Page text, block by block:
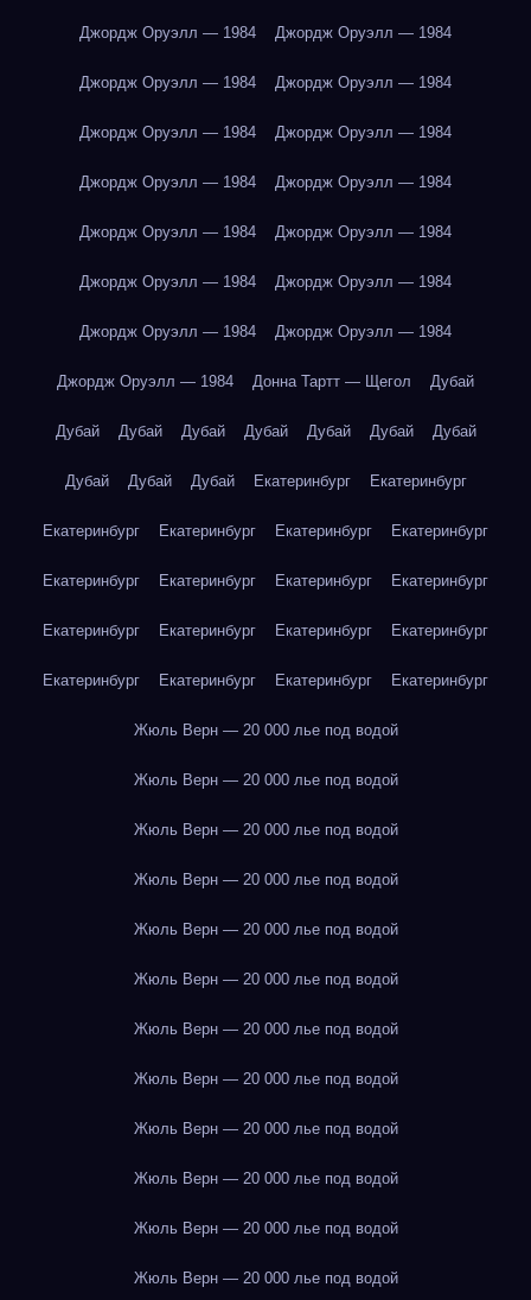
Джордж Оруэлл — 1984 Джордж Оруэлл — 1984
Джордж Оруэлл — 1984 Джордж Оруэлл — 1984
Джордж Оруэлл — 1984 Джордж Оруэлл — 1984
Джордж Оруэлл — 1984 Джордж Оруэлл — 1984
Джордж Оруэлл — 1984 Джордж Оруэлл — 1984
Джордж Оруэлл — 1984 Джордж Оруэлл — 1984
Джордж Оруэлл — 1984 Джордж Оруэлл — 1984
Джордж Оруэлл — 1984 Донна Тартт — Щегол Дубай
Дубай Дубай Дубай Дубай Дубай Дубай Дубай
Дубай Дубай Дубай Екатеринбург Екатеринбург
Екатеринбург Екатеринбург Екатеринбург Екатеринбург
Екатеринбург Екатеринбург Екатеринбург Екатеринбург
Екатеринбург Екатеринбург Екатеринбург Екатеринбург
Екатеринбург Екатеринбург Екатеринбург Екатеринбург
Жюль Верн — 20 000 лье под водой
Жюль Верн — 20 000 лье под водой
Жюль Верн — 20 000 лье под водой
Жюль Верн — 20 000 лье под водой
Жюль Верн — 20 000 лье под водой
Жюль Верн — 20 000 лье под водой
Жюль Верн — 20 000 лье под водой
Жюль Верн — 20 000 лье под водой
Жюль Верн — 20 000 лье под водой
Жюль Верн — 20 000 лье под водой
Жюль Верн — 20 000 лье под водой
Жюль Верн — 20 000 лье под водой